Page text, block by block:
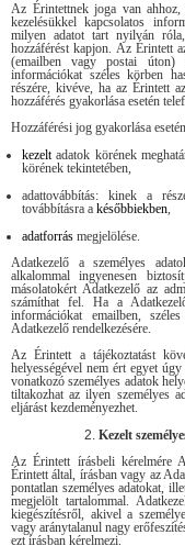
Az Érintettnek joga van
kezelésükkel kapcsolatos
milyen adatot tart nyilván
hozzáférést kapjon. Az Érintett
(emailben vagy postai úton)
információkat széles körben
részére, kivéve, ha az Érintett
hozzáférés gyakorlása esetén
Hozzáférési jog gyakorlása
kezeltadatok körének
körének tekintetében,
adattovábbítás: kinek a
továbbításra a későbbiekben,
adatforrás megjelölése.
Adatkezelő a személyes
alkalommal ingyenesen
másolatokért Adatkezelő az
számíthat fel. Ha a
információkat emailben,
Adatkezelő rendelkezésére.
Az Érintett a tájékoztatást
helyességével nem ért egyet úgy
vonatkozó személyes adatok
tiltakozhat az ilyen személyes
eljárást kezdeményezhet.
Kezelt
Az Érintett írásbeli kérelmére
Érintett által, írásban vagy az
pontatlan személyes adatokat,
megjelölt tartalommal.
kiegészítésről, akivel a
vagy aránytalanul nagy
ezt írásban kérelmezi.